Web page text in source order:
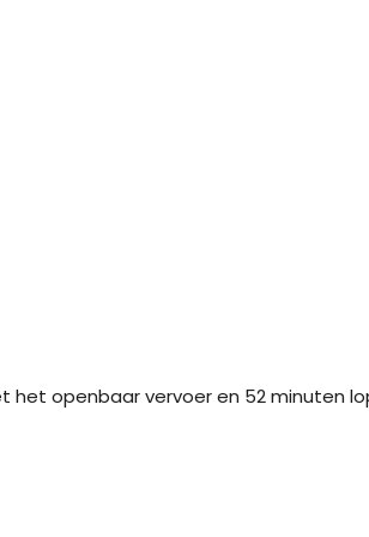
het openbaar vervoer en 52 minuten